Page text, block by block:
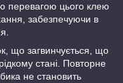
перевагою цього клею
забезпечуючи в
що загвинчується, що
стані. Повторне
не становить